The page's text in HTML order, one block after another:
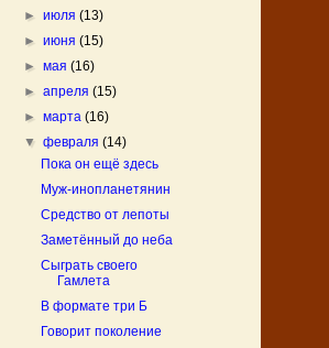
►июля(13)
►июня(15)
►мая(16)
►апреля(15)
►марта(16)
▼февраля(14)
Пока он ещё здесь
Муж-инопланетянин
Средство от лепоты
Заметённый до неба
Сыграть своего
Гамлета
В формате три Б
Говорит поколение